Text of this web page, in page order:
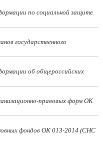
по социальной защите
государственного
об общероссийских
правовых форм ОК
фондов ОК 013-2014 (СНС